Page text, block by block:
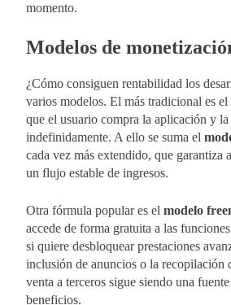
momento.
Modelos de
¿Cómo consiguen rentabilidad los
varios modelos. El más tradicional es el
que el usuario compra la aplicación y
indefinidamente. A ello se suma el
cada vez más extendido, que garantiza
un flujo estable de ingresos.
Otra fórmula popular es el modelo
accede de forma gratuita a las
si quiere desbloquear prestaciones
inclusión de anuncios o la recopilación
venta a terceros sigue siendo una
beneficios.